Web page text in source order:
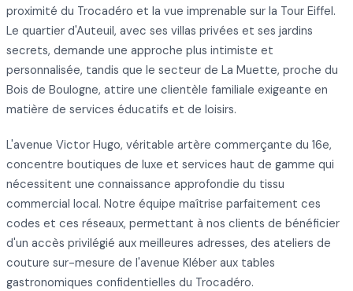
proximité du Trocadéro et la vue imprenable sur la Tour Eiffel.
Le quartier d'Auteuil, avec ses villas privées et ses jardins
secrets, demande une approche plus intimiste et
personnalisée, tandis que le secteur de La Muette, proche du
Bois de Boulogne, attire une clientèle familiale exigeante en
matière de services éducatifs et de loisirs.
L'avenue Victor Hugo, véritable artère commerçante du 16e,
concentre boutiques de luxe et services haut de gamme qui
nécessitent une connaissance approfondie du tissu
commercial local. Notre équipe maîtrise parfaitement ces
codes et ces réseaux, permettant à nos clients de bénéficier
d'un accès privilégié aux meilleures adresses, des ateliers de
couture sur-mesure de l'avenue Kléber aux tables
gastronomiques confidentielles du Trocadéro.